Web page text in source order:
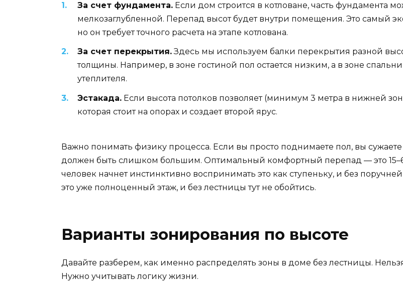
За счет фундамента. Если дом строится в котловане, часть фундамента
мелкозаглубленной. Перепад высот будет внутри помещения. Это самый
но он требует точного расчета на этапе котлована.
За счет перекрытия.Здесь мы используем балки перекрытия разной
толщины. Например, в зоне гостиной пол остается низким, а в зоне
утеплителя.
Эстакада. Если высота потолков позволяет (минимум 3 метра в нижней
которая стоит на опорах и создает второй ярус.
Важно понимать физику процесса. Если вы просто поднимаете пол, вы
должен быть слишком большим. Оптимальный комфортный перепад — это
человек начнет инстинктивно воспринимать это как ступеньку, и без
это уже полноценный этаж, и без лестницы тут не обойтись.
Варианты зонирования по высоте
Давайте разберем, как именно распределять зоны в доме без лестницы.
Нужно учитывать логику жизни.